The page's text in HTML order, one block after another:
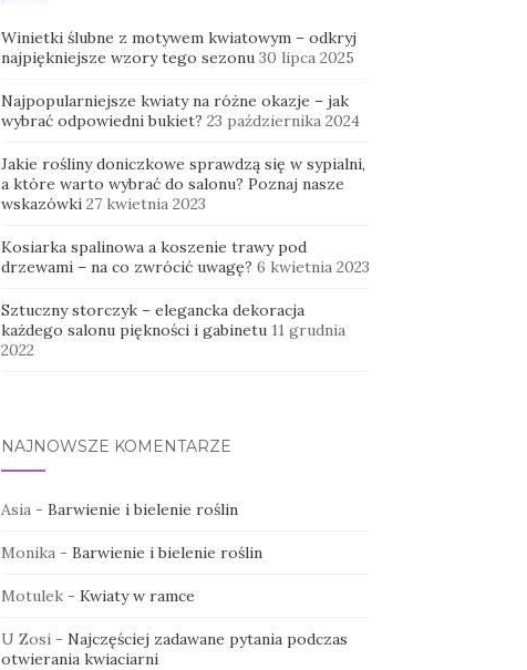
Winietki ślubne z motywem kwiatowym – odkryj
najpiękniejsze wzory tego sezonu 30 lipca 2025
Najpopularniejsze kwiaty na różne okazje – jak
wybrać odpowiedni bukiet? 23 października 2024
Jakie rośliny doniczkowe sprawdzą się w sypialni,
a które warto wybrać do salonu? Poznaj nasze
wskazówki 27 kwietnia 2023
Kosiarka spalinowa a koszenie trawy pod
drzewami – na co zwrócić uwagę? 6 kwietnia 2023
Sztuczny storczyk – elegancka dekoracja
każdego salonu piękności i gabinetu 11 grudnia
2022
NAJNOWSZE KOMENTARZE
Asia- Barwienie i bielenie roślin
Monika- Barwienie i bielenie roślin
Motulek- Kwiaty w ramce
U Zosi- Najczęściej zadawane pytania podczas
otwierania kwiaciarni